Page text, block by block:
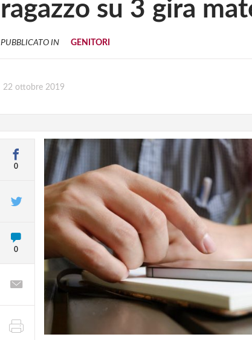
ragazzo su 3 gira
PUBBLICATO IN GENITORI
22 ottobre 2019
0
0